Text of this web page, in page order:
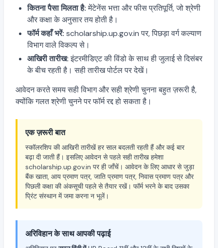
कितना पैसा मिलता है:मेंटेनेंस भत्ता और फीस प्रतिपूर्ति, जो श्रेणी
और कक्षा के अनुसार तय होती है।
फॉर्म कहाँ भरें: scholarship.up.gov.in पर, पिछड़ा वर्ग कल्याण
विभाग वाले विकल्प से।
आखिरी तारीख:इंटरमीडिएट की विंडो के साथ ही जुलाई से दिसंबर
के बीच रहती है। सही तारीख पोर्टल पर देखें।
आवेदन करते समय सही विभाग और सही श्रेणी चुनना बहुत ज़रूरी है,
क्योंकि गलत श्रेणी चुनने पर फॉर्म रद्द हो सकता है।
एक ज़रूरी बात
स्कॉलरशिप की आखिरी तारीखें हर साल बदलती रहती हैं और कई बार
बढ़ा दी जाती हैं। इसलिए आवेदन से पहले सही तारीख हमेशा
scholarship.up.gov.in पर ही जाँचें। आवेदन के लिए आधार से जुड़ा
बैंक खाता, आय प्रमाण पत्र, जाति प्रमाण पत्र, निवास प्रमाण पत्र और
पिछली कक्षा की अंकसूची पहले से तैयार रखें। फॉर्म भरने के बाद उसका
प्रिंट संस्थान में जमा करना न भूलें।
अरिविहान के साथ आपकी पढ़ाई